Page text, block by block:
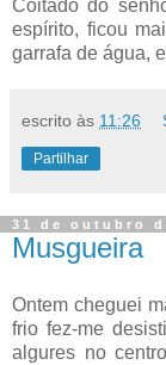
Coitado do
espírito, ficou
garrafa de água,
escrito às 11:26
Partilhar
31 de outubro
Musgueira
Ontem cheguei
frio fez-me
algures no